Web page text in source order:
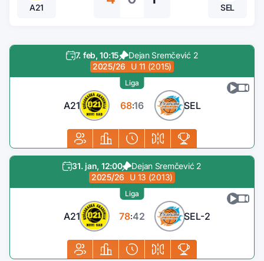
A21 SEL
7. feb, 10:15
Dejan Sremčević 2
2025/26
U 11 (2015)
A21 68:16 SEL
Liga
31. jan, 12:00
Dejan Sremčević 2
2025/26
U 13 (2013)
A21 78:42 SEL-2
Liga